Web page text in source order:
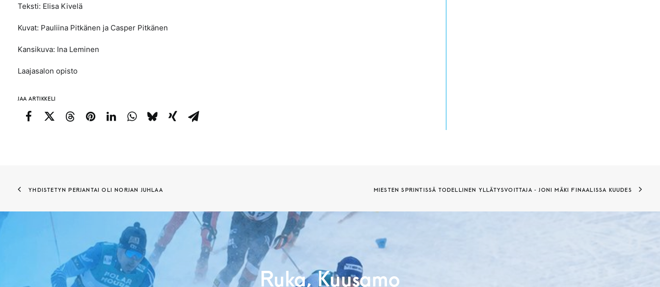
Teksti: Elisa Kivelä
Kuvat: Pauliina Pitkänen ja Casper Pitkänen
Kansikuva: Ina Leminen
Laajasalon opisto
JAA ARTIKKELI
YHDISTETYN PERJANTAI OLI NORJAN JUHLAA MIESTEN SPRINTISSÄ TODELLINEN YLLÄTYSVOITTAJA - JONI MÄKI FINAALISSA KUUDES
Ruka, Kuusamo